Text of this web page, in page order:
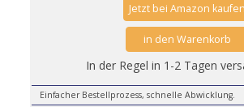
Jetzt bei Amazon kaufen
in den Warenkorb
In der Regel in 1-2 Tagen
Einfacher Bestellprozess, schnelle Abwicklung.